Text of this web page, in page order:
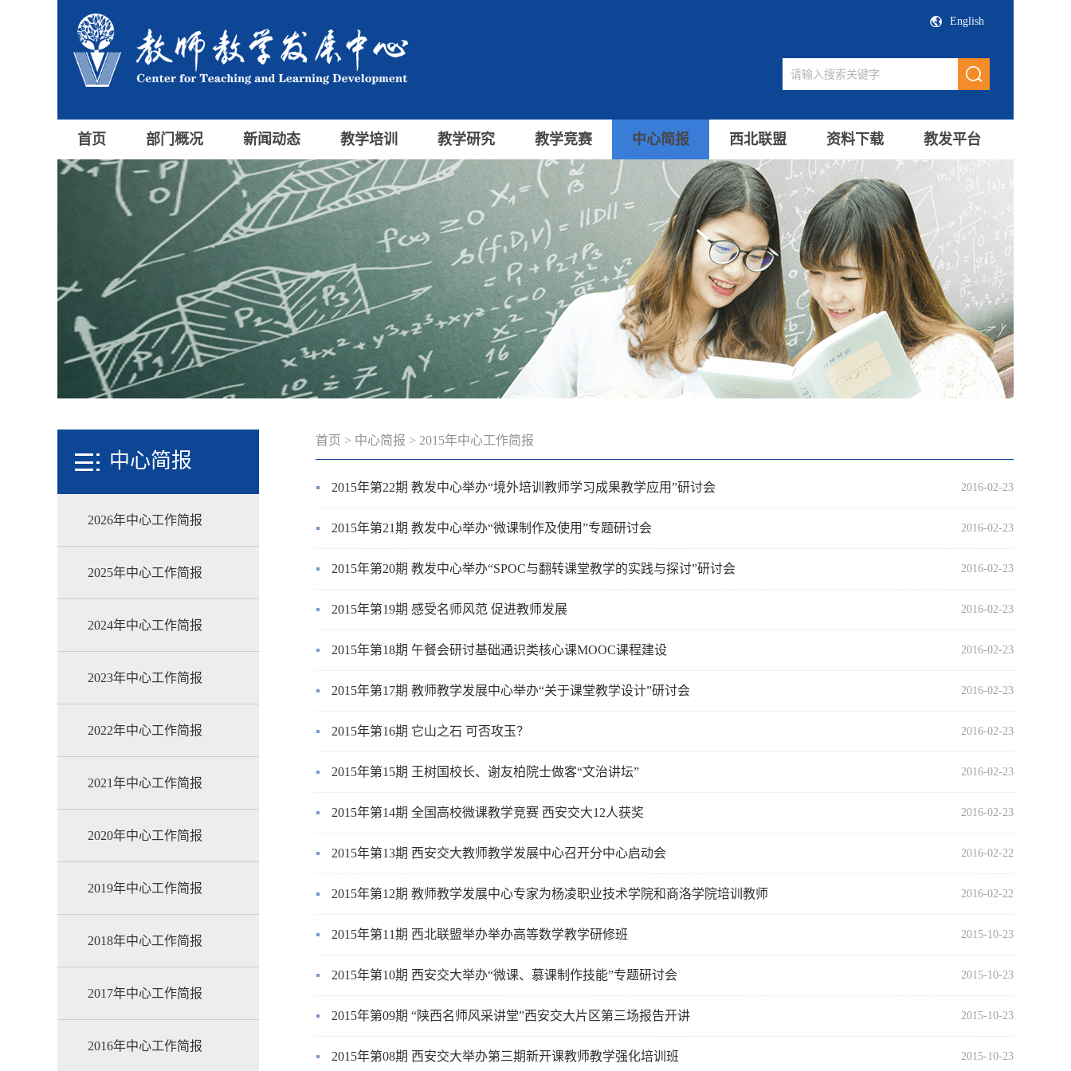
English
首页 部门概况 新闻动态 教学培训 教学研究 教学竞赛 中心简报 西北联盟 资料下载 教发平台
中心简报
2026年中心工作简报
2025年中心工作简报
2024年中心工作简报
2023年中心工作简报
2022年中心工作简报
2021年中心工作简报
2020年中心工作简报
2019年中心工作简报
2018年中心工作简报
2017年中心工作简报
2016年中心工作简报
首页 > 中心简报 > 2015年中心工作简报
2016-02-23
2015年第22期 教发中心举办“境外培训教师学习成果教学应用”研讨会
2016-02-23
2015年第21期 教发中心举办“微课制作及使用”专题研讨会
2016-02-23
2015年第20期 教发中心举办“SPOC与翻转课堂教学的实践与探讨”研讨会
2016-02-23
2015年第19期 感受名师风范 促进教师发展
2016-02-23
2015年第18期 午餐会研讨基础通识类核心课MOOC课程建设
2016-02-23
2015年第17期 教师教学发展中心举办“关于课堂教学设计”研讨会
2016-02-23
2015年第16期 它山之石 可否攻玉？
2016-02-23
2015年第15期 王树国校长、谢友柏院士做客“文治讲坛”
2016-02-23
2015年第14期 全国高校微课教学竞赛 西安交大12人获奖
2016-02-22
2015年第13期 西安交大教师教学发展中心召开分中心启动会
2016-02-22
2015年第12期 教师教学发展中心专家为杨凌职业技术学院和商洛学院培训教师
2015-10-23
2015年第11期 西北联盟举办举办高等数学教学研修班
2015-10-23
2015年第10期 西安交大举办“微课、慕课制作技能”专题研讨会
2015-10-23
2015年第09期 “陕西名师风采讲堂”西安交大片区第三场报告开讲
2015-10-23
2015年第08期 西安交大举办第三期新开课教师教学强化培训班